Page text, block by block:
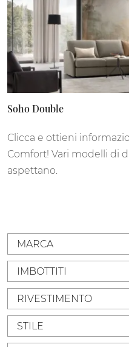
Soho Double
Clicca e ottieni
Comfort! Vari modelli di
aspettano.
MARCA
IMBOTTITI
RIVESTIMENTO
STILE